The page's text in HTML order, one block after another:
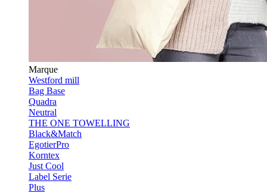
Marque
Westford mill
Bag Base
Quadra
Neutral
THE ONE TOWELLING
Black&Match
EgotierPro
Korntex
Just Cool
Label Serie
Plus